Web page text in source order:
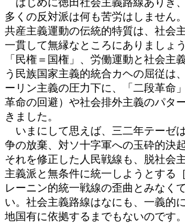
多くの反対派は何も苦労はしません
共産主義運動の伝統的特質は、社会
一貫して無縁なところにありましょ
「民権＝国権」、労働運動と社会主
う民族国家主義的統合カヘの屈従は
ーリン主義の圧力下に、「二段革命
革命の回避）や社会排外主義のパタ
きました。
いまにして思えば、三二年テーゼ
争の放棄、対ソ十字軍への玉砕的決
それを修正した人民戦線も、脱社会
主義派と無条件に統一しようとする
レーニン的統一戦線の歪曲とみなく
い。社会主義路線はなにも、一義的
地国有に依拠するまでもないのです